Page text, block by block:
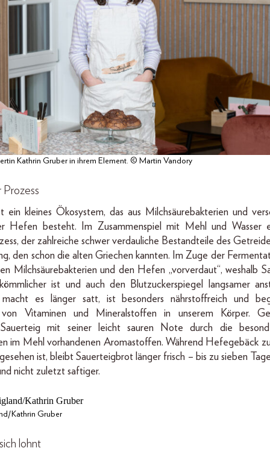
Kathrin Gruber in ihrem Element. © Martin Vandory
ein kleines Ökosystem, das aus Milchsäurebakterien und
Hefen besteht. Im Zusammenspiel mit Mehl und Wasser
der zahlreiche schwer verdauliche Bestandteile des
den schon die alten Griechen kannten. Im Zuge der
Milchsäurebakterien und den Hefen „vorverdaut“, weshalb
ist und auch den Blutzuckerspiegel langsamer
es länger satt, ist besonders nährstoffreich und
Vitaminen und Mineralstoffen in unserem Körper.
mit seiner leicht sauren Note durch die
im Mehl vorhandenen Aromastoffen. Während Hefegebäck
ist, bleibt Sauerteigbrot länger frisch – bis zu sieben
nicht zuletzt saftiger.
Kathrin Gruber
lohnt